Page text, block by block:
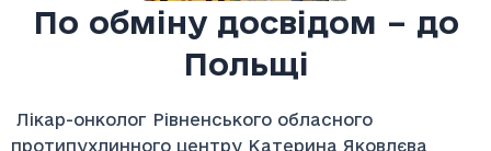
По обміну досвідом – до
Польщі
Лікар-онколог Рівненського обласного
протипухлинного центру Катерина Яковлєва